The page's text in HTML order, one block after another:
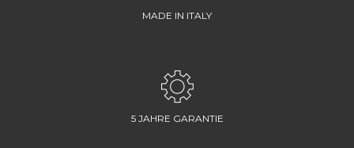
MADE IN ITALY
5 JAHRE GARANTIE